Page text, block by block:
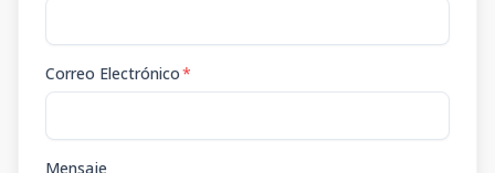
Correo Electrónico*
Mensaje